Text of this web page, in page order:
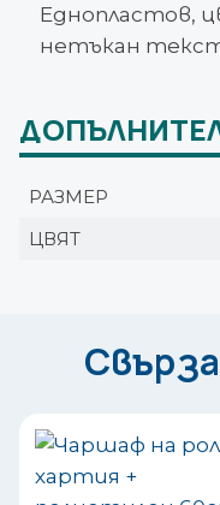
Еднопластов,
нетъкан
РАЗМЕР
ЦВЯТ